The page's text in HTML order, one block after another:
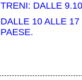
TRENI: DALLE
DALLE 10 ALLE
PAESE.